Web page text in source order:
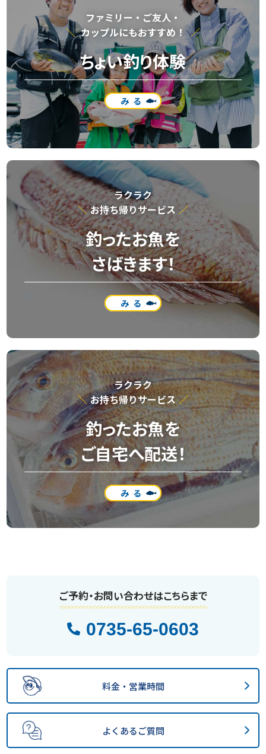
ファミリー・ご友⼈・
カップルにもおすすめ！
ちょい釣り体験
みる
ラクラク
お持ち帰りサービス
釣ったお魚を
さばきます！
みる
ラクラク
お持ち帰りサービス
釣ったお魚を
ご自宅へ配送！
みる
ご予約・お問い合わせはこちらまで
0735-65-0603
料金・営業時間
よくあるご質問